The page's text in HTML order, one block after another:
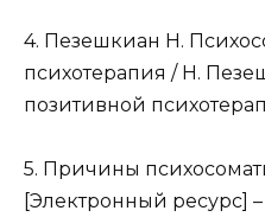
4. Пезешкиан Н.
психотерапия / Н.
позитивной
5. Причины
[Электронный ресурс]